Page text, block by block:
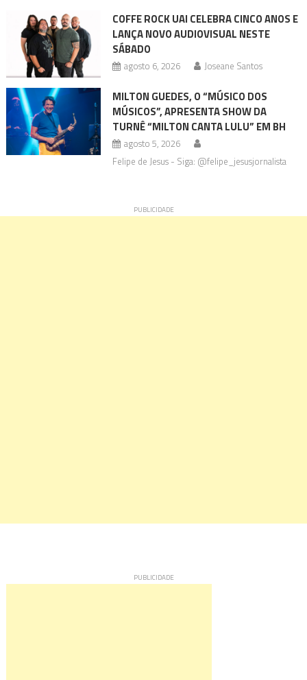
COFFE ROCK UAI CELEBRA CINCO ANOS E
LANÇA NOVO AUDIOVISUAL NESTE
SÁBADO
agosto 6, 2026 Joseane Santos
MILTON GUEDES, O “MÚSICO DOS
MÚSICOS”, APRESENTA SHOW DA
TURNÊ “MILTON CANTA LULU” EM BH
agosto 5, 2026
Felipe de Jesus - Siga: @felipe_jesusjornalista